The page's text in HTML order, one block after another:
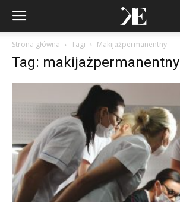
Strona główna Tagi Makijażpermanentny
Tag: makijażpermanentny